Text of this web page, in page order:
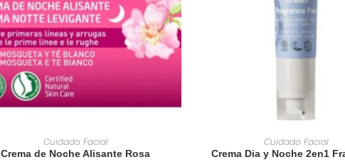
AÑADIR AL CARRITO
Cuidado Facial
Crema de Noche Alisante Rosa
AÑADIR AL CARRITO
Cuidado Facial
Crema Dia y Noche 2en1